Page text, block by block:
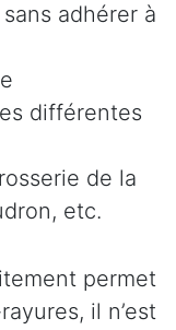
adhérer à
différentes
de la
etc.
permet
il n’est